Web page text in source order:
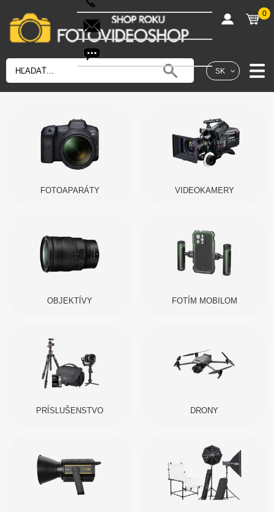
SK
shop@fotovideoshop.sk
0
FOTOAPARÁTY VIDEOKAMERY
OBJEKTÍVY FOTÍM MOBILOM
PRÍSLUŠENSTVO DRONY